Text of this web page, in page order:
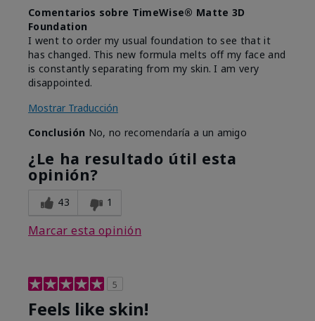
Comentarios sobre TimeWise® Matte 3D
Foundation
I went to order my usual foundation to see that it
has changed. This new formula melts off my face and
is constantly separating from my skin. I am very
disappointed.
Mostrar Traducción
Conclusión No, no recomendaría a un amigo
¿Le ha resultado útil esta
opinión?
43 1
Marcar esta opinión
5
Feels like skin!